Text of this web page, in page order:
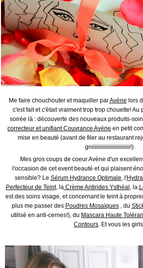
Me faire chouchouter et maquiller parAvène lors
c'est fait et c'était vraiment trop trop chouette! Au
soirée là : découverte des nouveaux produits-
correcteur et unifiant Couvrance Avène en petit
mise en beauté (avant de filer au restaurant
gniiiiiiiiiiiiiiiiiiiiiiiiii!).
Mes gros coups de coeur Avène d'un
l'occasion de cet event beauté et qui plaisent
sensible? Le Sérum Hydrance Optimale, l'
Perfecteur de Teint, laCrème Antirides Ysthéal , la
est des soins visage, et concernant le teint à
plus me passer des Poudres Mosaïques, du
utilisé en anti-cernes!), du Mascara Haute
Contours. Et vous les